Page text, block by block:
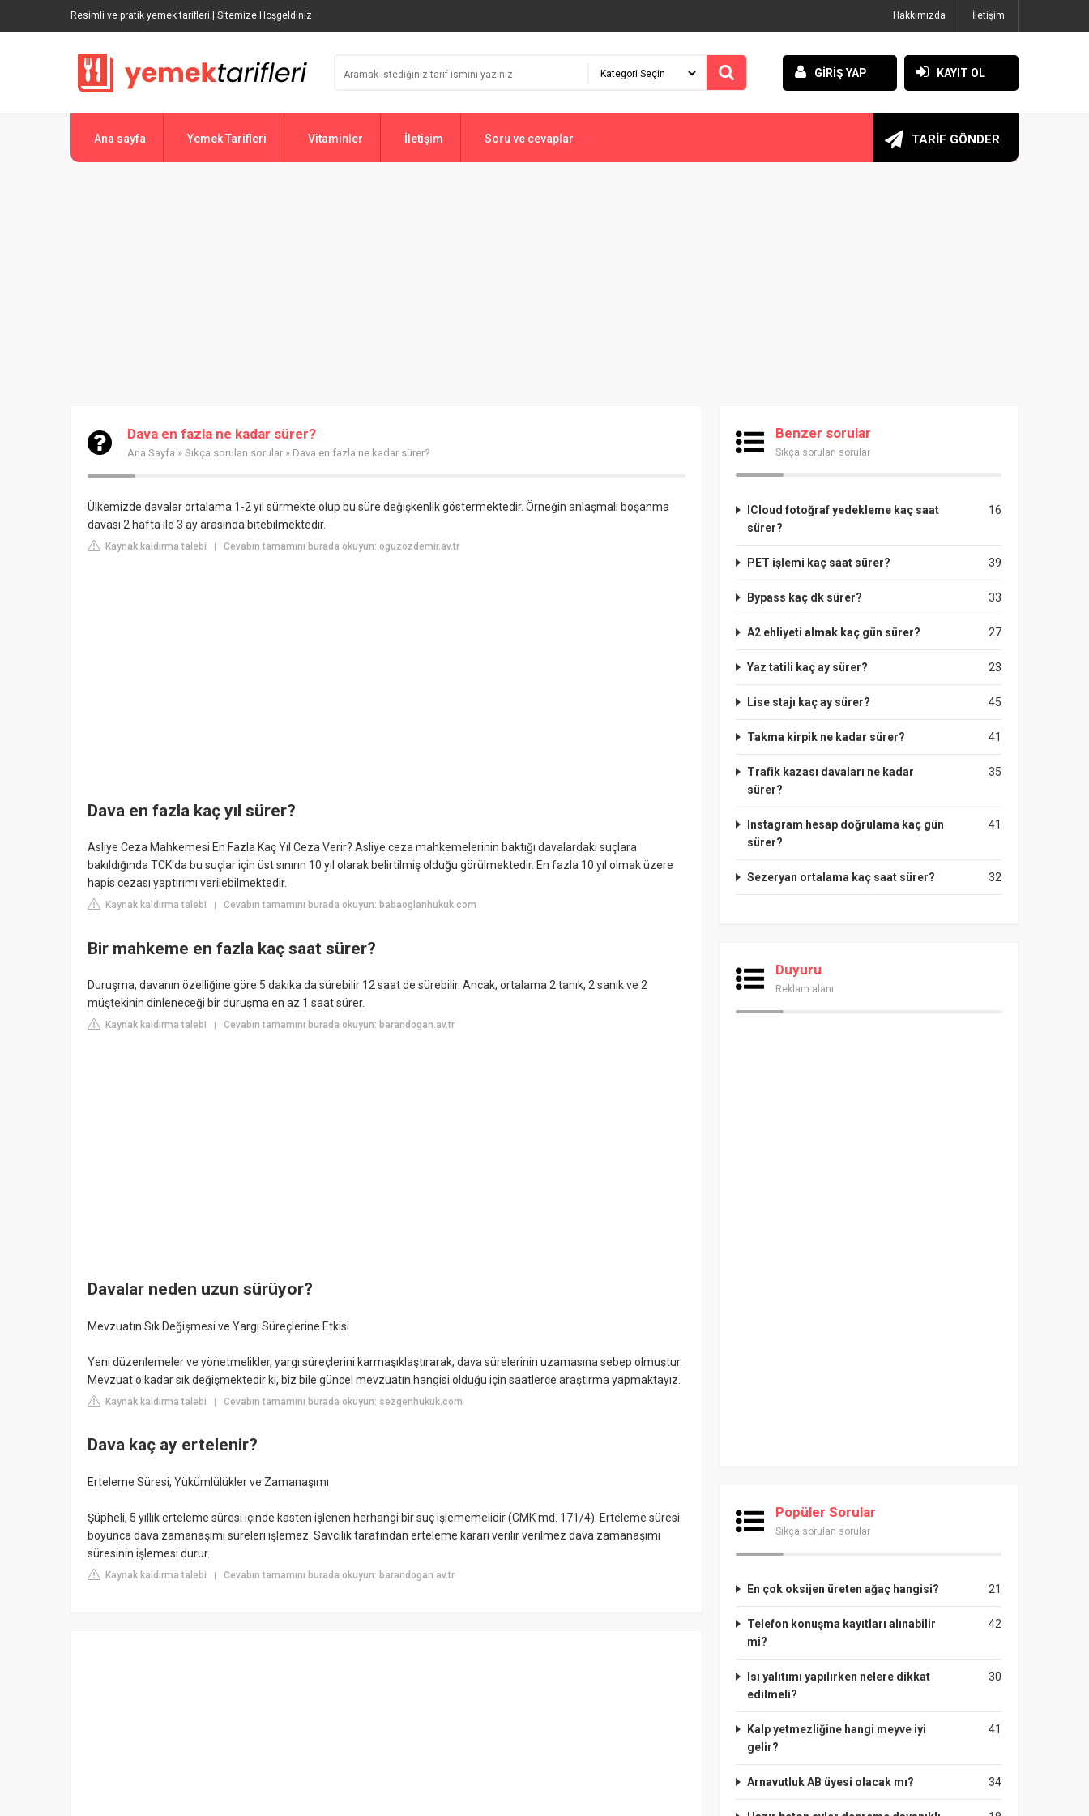
Resimli ve pratik yemek tarifleri | Sitemize Hoşgeldiniz Hakkımızda İletişim
GİRİŞ YAP KAYIT OL
Ana sayfa Yemek Tarifleri Vitaminler İletişim Soru ve cevaplar TARİF GÖNDER
Dava en fazla ne kadar sürer?
Ana Sayfa » Sıkça sorulan sorular » Dava en fazla ne kadar sürer?
Ülkemizde davalar ortalama 1-2 yıl sürmekte olup bu süre değişkenlik göstermektedir. Örneğin anlaşmalı boşanma
davası 2 hafta ile 3 ay arasında bitebilmektedir.
Kaynak kaldırma talebi | Cevabın tamamını burada okuyun: oguzozdemir.av.tr
Dava en fazla kaç yıl sürer?
Asliye Ceza Mahkemesi En Fazla Kaç Yıl Ceza Verir? Asliye ceza mahkemelerinin baktığı davalardaki suçlara
bakıldığında TCK'da bu suçlar için üst sınırın 10 yıl olarak belirtilmiş olduğu görülmektedir. En fazla 10 yıl olmak üzere
hapis cezası yaptırımı verilebilmektedir.
Kaynak kaldırma talebi Cevabın tamamını burada okuyun: babaoglanhukuk.com
Bir mahkeme en fazla kaç saat sürer?
Duruşma, davanın özelliğine göre 5 dakika da sürebilir 12 saat de sürebilir. Ancak, ortalama 2 tanık, 2 sanık ve 2
müştekinin dinleneceği bir duruşma en az 1 saat sürer.
Kaynak kaldırma talebi Cevabın tamamını burada okuyun: barandogan.av.tr
Davalar neden uzun sürüyor?
Mevzuatın Sık Değişmesi ve Yargı Süreçlerine Etkisi
Yeni düzenlemeler ve yönetmelikler, yargı süreçlerini karmaşıklaştırarak, dava sürelerinin uzamasına sebep olmuştur.
Mevzuat o kadar sık değişmektedir ki, biz bile güncel mevzuatın hangisi olduğu için saatlerce araştırma yapmaktayız.
Kaynak kaldırma talebi | Cevabın tamamını burada okuyun: sezgenhukuk.com
Dava kaç ay ertelenir?
Erteleme Süresi, Yükümlülükler ve Zamanaşımı
Şüpheli, 5 yıllık erteleme süresi içinde kasten işlenen herhangi bir suç işlememelidir (CMK md. 171/4). Erteleme süresi
boyunca dava zamanaşımı süreleri işlemez. Savcılık tarafından erteleme kararı verilir verilmez dava zamanaşımı
süresinin işlemesi durur.
Kaynak kaldırma talebi | Cevabın tamamını burada okuyun: barandogan.av.tr
Benzer sorular
Sıkça sorulan sorular
16
ICloud fotoğraf yedekleme kaç saat
sürer?
39
PET işlemi kaç saat sürer?
33
Bypass kaç dk sürer?
27
A2 ehliyeti almak kaç gün sürer?
23
Yaz tatili kaç ay sürer?
45
Lise stajı kaç ay sürer?
41
Takma kirpik ne kadar sürer?
35
Trafik kazası davaları ne kadar
sürer?
41
Instagram hesap doğrulama kaç gün
sürer?
32
Sezeryan ortalama kaç saat sürer?
Duyuru
Reklam alanı
Popüler Sorular
Sıkça sorulan sorular
21
En çok oksijen üreten ağaç hangisi?
42
Telefon konuşma kayıtları alınabilir
mi?
30
Isı yalıtımı yapılırken nelere dikkat
edilmeli?
41
Kalp yetmezliğine hangi meyve iyi
gelir?
34
Arnavutluk AB üyesi olacak mı?